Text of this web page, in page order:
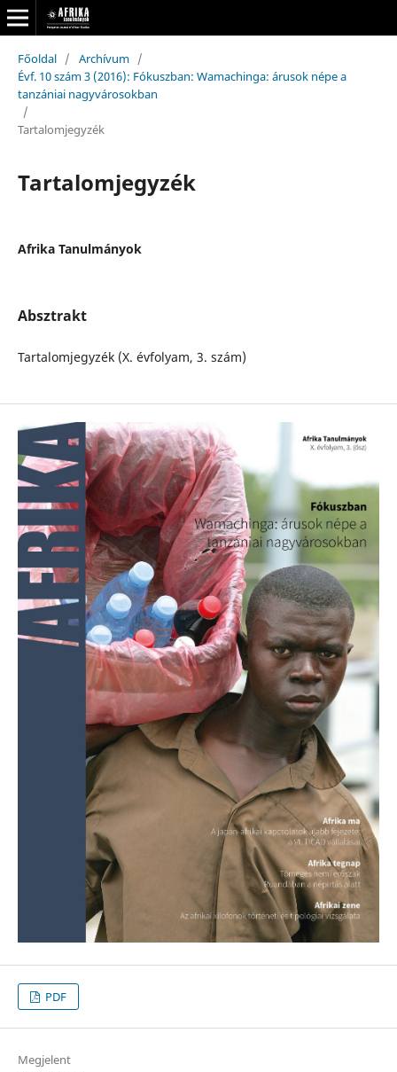
Főoldal / Archívum /
Évf. 10 szám 3 (2016): Fókuszban: Wamachinga: árusok népe a
tanzániai nagyvárosokban
/
Tartalomjegyzék
Tartalomjegyzék
Afrika Tanulmányok
Absztrakt
Tartalomjegyzék (X. évfolyam, 3. szám)
PDF
Megjelent